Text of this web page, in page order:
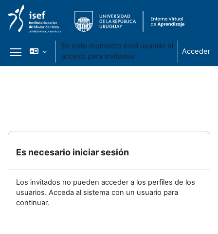
Panel lateral
En este momento está usando el
acceso para invitados
Acceder
Es necesario iniciar sesión
Los invitados no pueden acceder a los perfiles de los
usuarios. Acceda al sistema con un usuario para
continuar.